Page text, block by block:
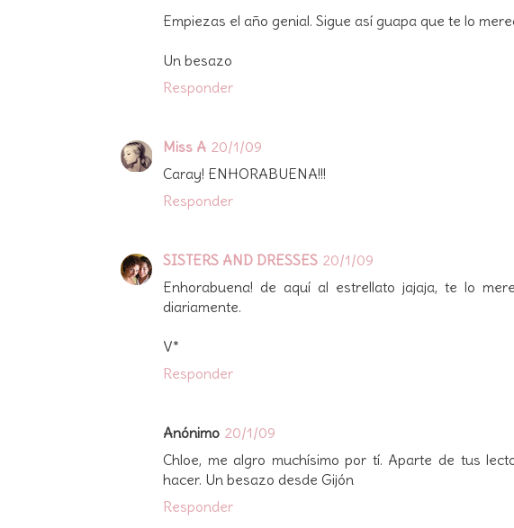
Empiezas el año genial. Sigue así guapa que te lo
Un besazo
Responder
Miss A 20/1/09
Caray! ENHORABUENA!!!
Responder
SISTERS AND DRESSES 20/1/09
Enhorabuena! de aquí al estrellato jajaja, te lo
diariamente.
V*
Responder
Anónimo 20/1/09
Chloe, me algro muchísimo por tí. Aparte de tus
hacer. Un besazo desde Gijón
Responder